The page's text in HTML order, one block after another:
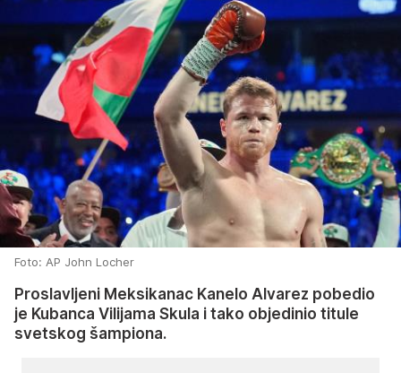
Foto: AP John Locher
Proslavljeni Meksikanac Kanelo Alvarez pobedio
je Kubanca Vilijama Skula i tako objedinio titule
svetskog šampiona.